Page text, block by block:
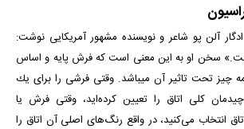
آلن پو شاعر و نویسنده مشهور آمریکایی نوشت:
سخن او به این معنی است كه فرش پایه و اساس
چیز تحت تاثیر آن می­باشد. وقتی فرشی را برای یك
كلی اتاق را تعیین كرده‌اید، وقتی فرش یا
انتخاب می‌كنید، در واقع رنگ‌های اصلی آن اتاق را